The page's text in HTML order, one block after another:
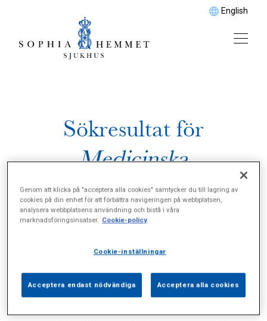
English
Sökresultat för
Medicinska
njursjukdomar
Genom att klicka på "acceptera alla cookies" samtycker du till lagring av
cookies på din enhet för att förbättra navigeringen på webbplatsen,
analysera webbplatsens användning och bistå i våra
marknadsföringsinsatser. Cookie-policy
Cookie-inställningar
Acceptera endast nödvändiga Acceptera alla cookies